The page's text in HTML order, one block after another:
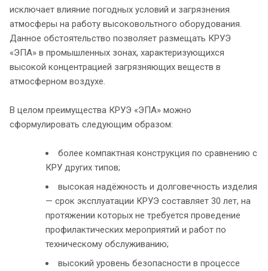
исключает влияние погодных условий и загрязнения
атмосферы на работу высоковольтного оборудования.
Данное обстоятельство позволяет размещать КРУЭ
«ЭПА» в промышленных зонах, характеризующихся
высокой концентрацией загрязняющих веществ в
атмосферном воздухе.
В целом преимущества КРУЭ «ЭПА» можно
сформулировать следующим образом:
более компактная конструкция по сравнению с
КРУ других типов;
высокая надёжность и долговечность изделия
— срок эксплуатации КРУЭ составляет 30 лет, на
протяжении которых не требуется проведение
профилактических мероприятий и работ по
техническому обслуживанию;
высокий уровень безопасности в процессе